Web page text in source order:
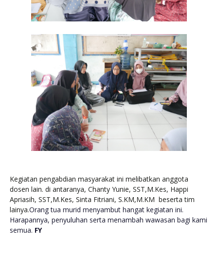
Kegiatan pengabdian masyarakat ini melibatkan anggota
dosen lain. di antaranya, Chanty Yunie, SST,M.Kes, Happi
Apriasih, SST,M.Kes, Sinta Fitriani, S.KM,M.KM beserta tim
lainya.Orang tua murid menyambut hangat kegiatan ini.
Harapannya, penyuluhan serta menambah wawasan bagi kami
semua. FY